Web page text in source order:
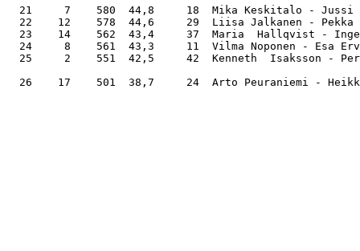
21     7    580  44,8     18  Mika Keskitalo -
22    12    578  44,6     29  Liisa Jalkanen -
23    14    562  43,4     37  Maria  Hallqvist -
24     8    561  43,3     11  Vilma Noponen
25     2    551  42,5     42  Kenneth  Isaksson